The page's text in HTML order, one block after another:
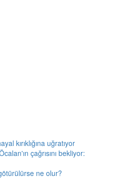
kırıklığına uğratıyor
çağrısını bekliyor:
ne olur?